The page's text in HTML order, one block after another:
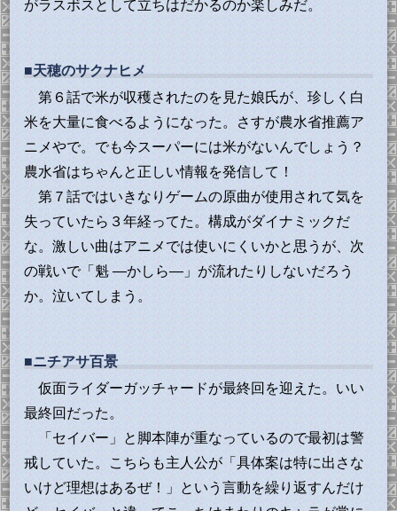
がラスボスとして立ちはだかるのか楽しみだ。
■天穂のサクナヒメ
第６話で米が収穫されたのを見た娘氏が、珍しく白
米を大量に食べるようになった。さすが農水省推薦ア
ニメやで。でも今スーパーには米がないんでしょう？
農水省はちゃんと正しい情報を発信して！
第７話ではいきなりゲームの原曲が使用されて気を
失っていたら３年経ってた。構成がダイナミックだ
な。激しい曲はアニメでは使いにくいかと思うが、次
の戦いで「魁 ―かしら―」が流れたりしないだろう
か。泣いてしまう。
■ニチアサ百景
仮面ライダーガッチャードが最終回を迎えた。いい
最終回だった。
「セイバー」と脚本陣が重なっているので最初は警
戒していた。こちらも主人公が「具体案は特に出さな
いけど理想はあるぜ！」という言動を繰り返すんだけ